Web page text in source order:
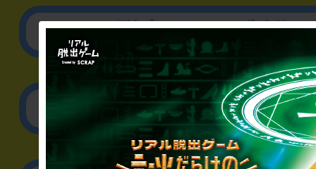
リアル脱出ゲーム制作
取材に関するお